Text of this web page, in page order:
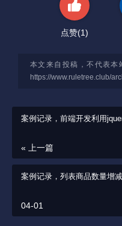
点赞(1)
本文来自投稿，不代表本
https://www.ruletree.club/
案例记录，前端开发利用
« 上一篇
案例记录，列表商品数量增
04-01